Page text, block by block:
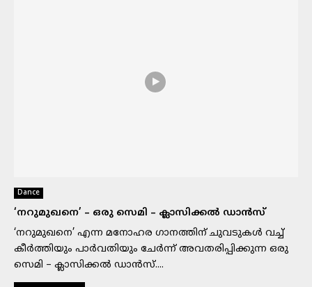
Dance
‘നറുമുഖനെ’ – ഒരു സെമി – ക്ലാസിക്കൽ ഡാൻസ്
‘നറുമുഖനെ’ എന്ന മനോഹര ഗാനത്തിന് ചുവടുകൾ വച്ച്
കീർത്തിയും പാർവതിയും ചേർന്ന് അവതരിപ്പിക്കുന്ന ഒരു
സെമി – ക്ലാസിക്കൽ ഡാൻസ്....